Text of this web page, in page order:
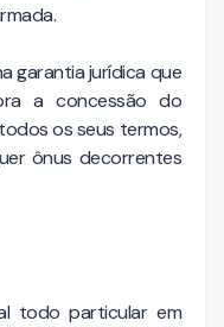
garantia jurídica que
a concessão do
os seus termos,
ônus decorrentes
todo particular em